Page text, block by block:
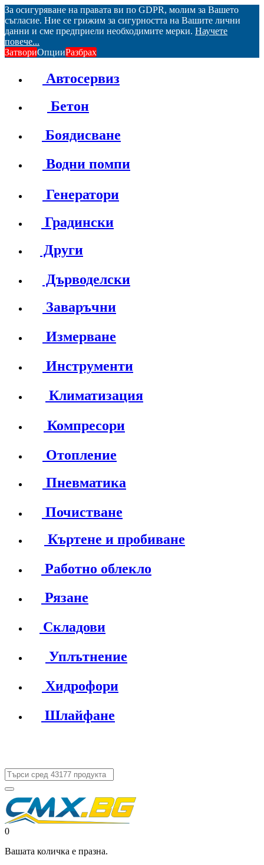
За осигуряване на правата ви по GDPR, молим за Вашето
съгласие. Ние се грижим за сигурността на Вашите лични
данни и сме предприели необходимите мерки. Научете
повече...
ЗатвориОпцииРазбрах
Автосервиз
Бетон
Боядисване
Водни помпи
Генератори
Градински
Други
Дърводелски
Заваръчни
Измерване
Инструменти
Климатизация
Компресори
Отопление
Пневматика
Почистване
Къртене и пробиване
Работно облекло
Рязане
Складови
Уплътнение
Хидрофори
Шлайфане
0
Вашата количка е празна.